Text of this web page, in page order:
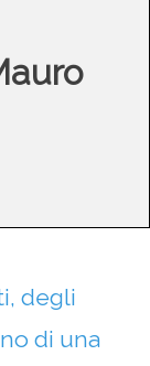
degli
di una